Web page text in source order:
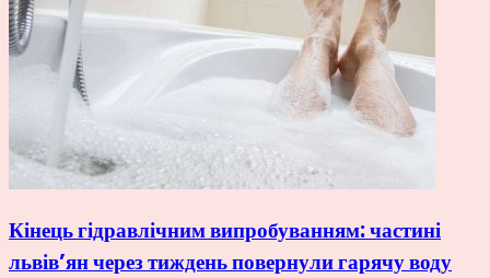
Кінець гідравлічним випробуванням: частині
львів’ян через тиждень повернули гарячу воду